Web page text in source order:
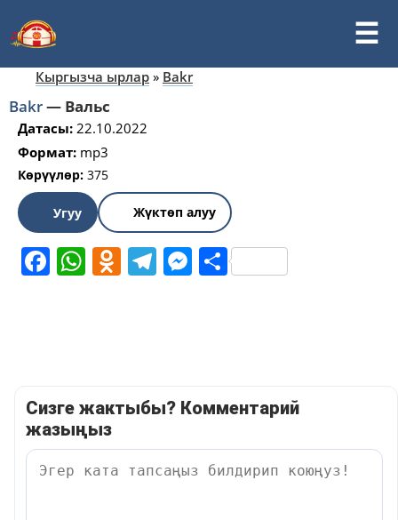
Кыргызча ырлар » Bakr
Bakr— Вальс
Датасы: 22.10.2022
Формат: mp3
Көрүүлөр: 375
Угуу Жүктөп алуу
Facebook
WhatsApp
Odnoklassniki
Telegram
Messenger
Share
Сизге жактыбы? Комментарий
жазыңыз